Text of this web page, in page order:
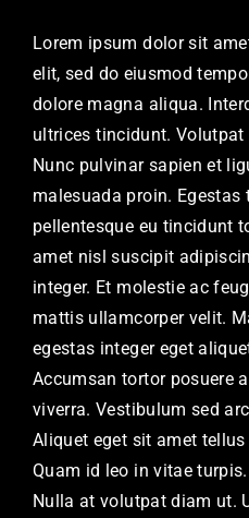
Lorem ipsum dolor sit
elit, sed do eiusmod
dolore magna aliqua.
ultrices tincidunt. Volutpat
Nunc pulvinar sapien et
malesuada proin.
pellentesque eu tincidunt
amet nisl suscipit
integer. Et molestie ac
mattis ullamcorper velit.
egestas integer eget
Accumsan tortor posuere
viverra. Vestibulum sed
Aliquet eget sit amet
Quam id leo in vitae turpis.
Nulla at volutpat diam ut.